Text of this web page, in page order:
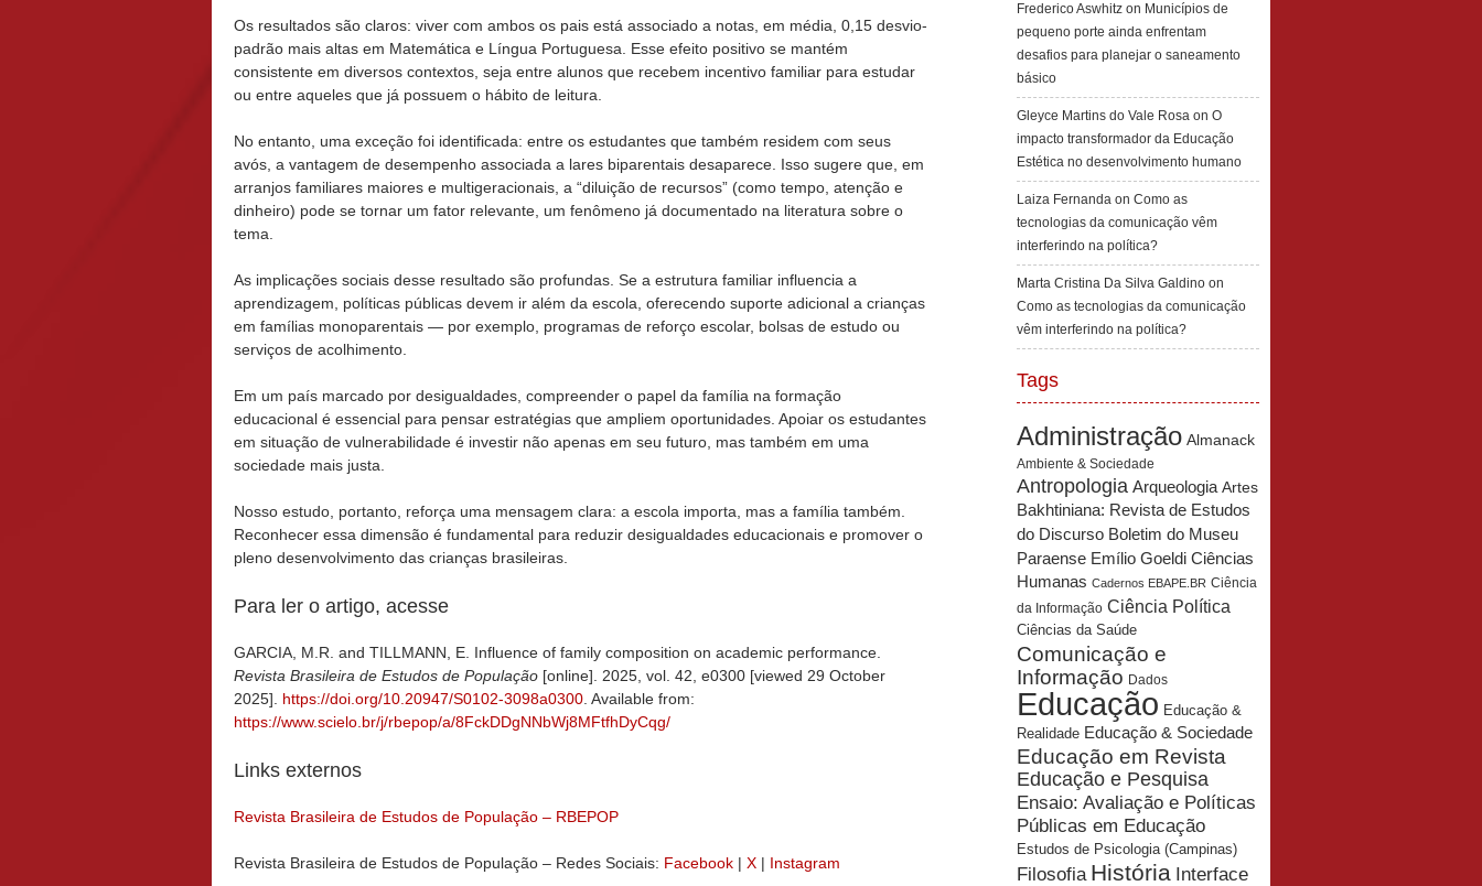
Os resultados são claros: viver com ambos os pais está associado a notas, em média, 0,15 desvio-
padrão mais altas em Matemática e Língua Portuguesa. Esse efeito positivo se mantém
consistente em diversos contextos, seja entre alunos que recebem incentivo familiar para estudar
ou entre aqueles que já possuem o hábito de leitura.
No entanto, uma exceção foi identificada: entre os estudantes que também residem com seus
avós, a vantagem de desempenho associada a lares biparentais desaparece. Isso sugere que, em
arranjos familiares maiores e multigeracionais, a “diluição de recursos” (como tempo, atenção e
dinheiro) pode se tornar um fator relevante, um fenômeno já documentado na literatura sobre o
tema.
As implicações sociais desse resultado são profundas. Se a estrutura familiar influencia a
aprendizagem, políticas públicas devem ir além da escola, oferecendo suporte adicional a crianças
em famílias monoparentais — por exemplo, programas de reforço escolar, bolsas de estudo ou
serviços de acolhimento.
Em um país marcado por desigualdades, compreender o papel da família na formação
educacional é essencial para pensar estratégias que ampliem oportunidades. Apoiar os estudantes
em situação de vulnerabilidade é investir não apenas em seu futuro, mas também em uma
sociedade mais justa.
Nosso estudo, portanto, reforça uma mensagem clara: a escola importa, mas a família também.
Reconhecer essa dimensão é fundamental para reduzir desigualdades educacionais e promover o
pleno desenvolvimento das crianças brasileiras.
Para ler o artigo, acesse
GARCIA, M.R. and TILLMANN, E. Influence of family composition on academic performance.
Revista Brasileira de Estudos de População [online]. 2025, vol. 42, e0300 [viewed 29 October
2025]. https://doi.org/10.20947/S0102-3098a0300 . Available from:
https://www.scielo.br/j/rbepop/a/8FckDDgNNbWj8MFtfhDyCqg/
Links externos
Revista Brasileira de Estudos de População – RBEPOP
Revista Brasileira de Estudos de População – Redes Sociais: Facebook | X | Instagram
Frederico Aswhitz on Municípios de
pequeno porte ainda enfrentam
desafios para planejar o saneamento
básico
Gleyce Martins do Vale Rosa on O
impacto transformador da Educação
Estética no desenvolvimento humano
Laiza Fernanda on Como as
tecnologias da comunicação vêm
interferindo na política?
Marta Cristina Da Silva Galdino on
Como as tecnologias da comunicação
vêm interferindo na política?
Tags
Administração Almanack
Ambiente & Sociedade
Antropologia Arqueologia Artes
Bakhtiniana: Revista de Estudos
do Discurso Boletim do Museu
Paraense Emílio Goeldi Ciências
Humanas Cadernos EBAPE.BR Ciência
da Informação Ciência Política
Ciências da Saúde
Comunicação e
Informação Dados
Educação Educação &
Realidade Educação & Sociedade
Educação em Revista
Educação e Pesquisa
Ensaio: Avaliação e Políticas
Públicas em Educação
Estudos de Psicologia (Campinas)
Filosofia História Interface